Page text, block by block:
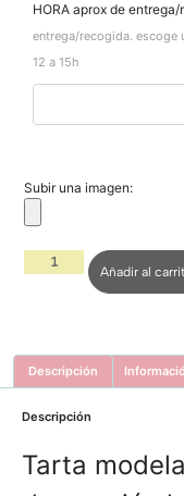
HORA aprox de
entrega/recogida. escoge
12 a 15h
Subir una imagen:
Añadir al
Descripción
Descripción
Tarta